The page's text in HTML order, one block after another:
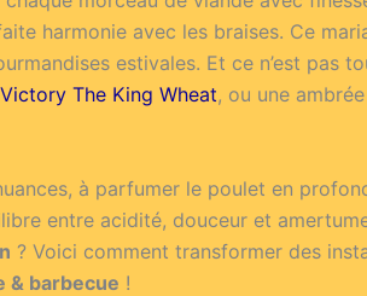
harmonie avec les braises. Ce
estivales. Et ce n’est pas
The King Wheat, ou une ambrée
à parfumer le poulet en
entre acidité, douceur et
? Voici comment transformer des
& barbecue !